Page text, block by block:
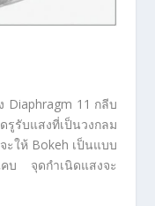
Diaphragm 11 กลีบ
รับแสงที่เป็นวงกลม
ะให้ Bokeh เป็นแบบ
บ จุดกำเนิดแสงจะ